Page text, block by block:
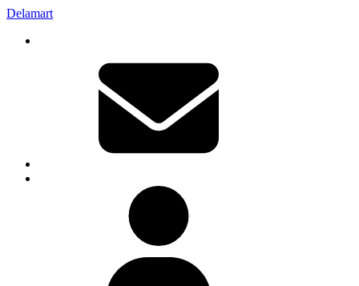
Delamart